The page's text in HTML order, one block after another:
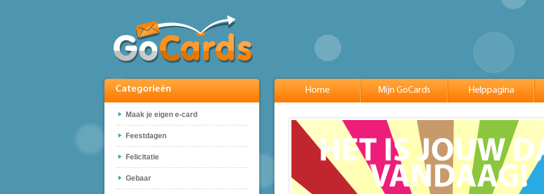
Categorieën
Maak je eigen e-card
Feestdagen
Felicitatie
Gebaar
Home Mijn GoCards Helppagina